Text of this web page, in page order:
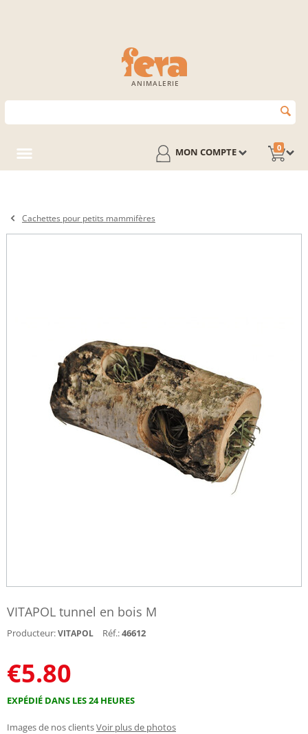
ANIMALERIE
0
MON COMPTE
Cachettes pour petits mammifères
VITAPOL tunnel en bois M
Producteur:VITAPOL Réf.:46612
€5.80
EXPÉDIÉ DANS LES 24 HEURES
Images de nos clientsVoir plus de photos